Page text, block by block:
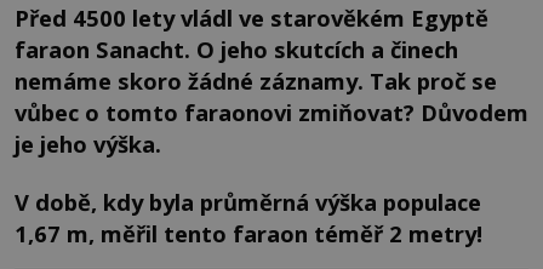
Před 4500 lety vládl ve starověkém Egyptě
faraon Sanacht. O jeho skutcích a činech
nemáme skoro žádné záznamy. Tak proč se
vůbec o tomto faraonovi zmiňovat? Důvodem
je jeho výška.
V době, kdy byla průměrná výška populace
1,67 m, měřil tento faraon téměř 2 metry!